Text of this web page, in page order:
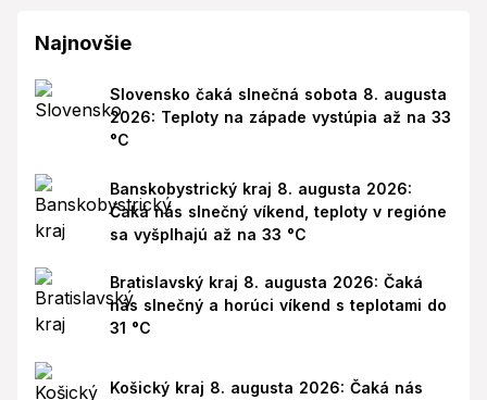
Najnovšie
Slovensko čaká slnečná sobota 8. augusta
2026: Teploty na západe vystúpia až na 33
°C
Banskobystrický kraj 8. augusta 2026:
Čaká nás slnečný víkend, teploty v regióne
sa vyšplhajú až na 33 °C
Bratislavský kraj 8. augusta 2026: Čaká
nás slnečný a horúci víkend s teplotami do
31 °C
Košický kraj 8. augusta 2026: Čaká nás